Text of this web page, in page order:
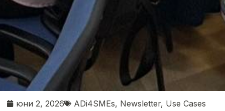
юни 2, 2026 ADi4SMEs, Newsletter, Use Cases